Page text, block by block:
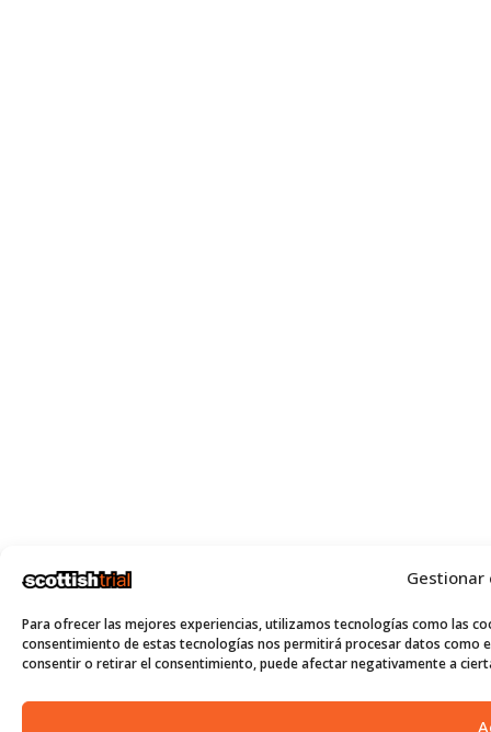
Para ofrecer las mejores experiencias, utilizamos tecnologías como las
consentimiento de estas tecnologías nos permitirá procesar datos como
consentir o retirar el consentimiento, puede afectar negativamente a